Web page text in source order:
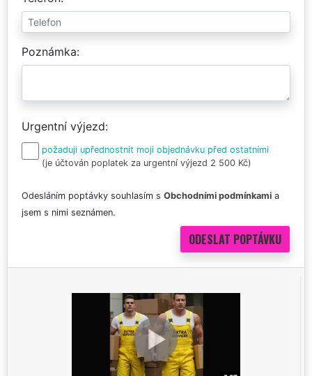
Poznámka
Urgentní výjezd
požaduji upřednostnit moji objednávku před ostatními
(je účtován poplatek za urgentní výjezd 2 500 Kč)
Odesláním poptávky souhlasím s Obchodními podmínkami a
jsem s nimi seznámen.